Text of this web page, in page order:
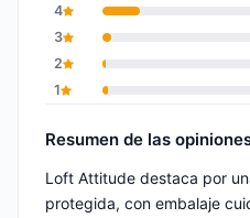
4
3
2
1
Resumen de las
Loft Attitude destaca por
protegida, con embalaje